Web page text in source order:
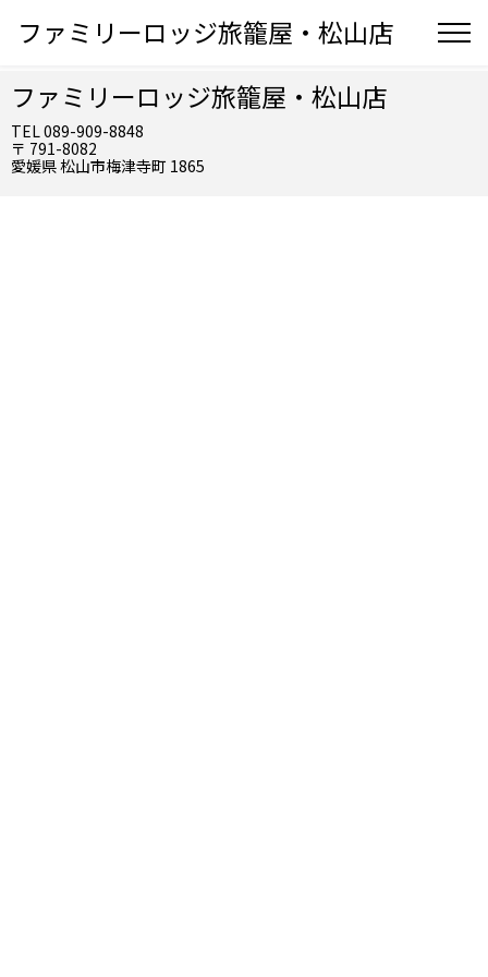
ファミリーロッジ旅籠屋・松山店
ファミリーロッジ旅籠屋・松山店
TEL 089-909-8848
〒 791-8082
愛媛県 松山市梅津寺町 1865